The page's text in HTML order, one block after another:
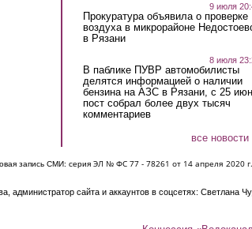
9 июля
Прокуратура объявила о проверке
воздуха в микрорайоне
в Рязани
8 июля
В паблике ПУВР автомобилисты
делятся информацией о наличии
бензина на АЗС в Рязани, с 25
пост собрал более двух тысяч
комментариев
все новости
запись СМИ: серия ЭЛ № ФС 77 - 78261 от 14 апреля 2020 г.
сайта и аккаунтов в соцсетях: Светлана